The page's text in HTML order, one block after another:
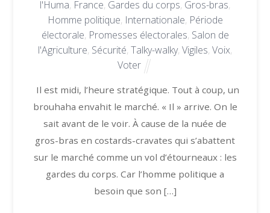
l'Huma, France, Gardes du corps, Gros-bras,
Homme politique, Internationale, Période
électorale, Promesses électorales, Salon de
l'Agriculture, Sécurité, Talky-walky, Vigiles, Voix,
Voter
Il est midi, l’heure stratégique. Tout à coup, un
brouhaha envahit le marché. « Il » arrive. On le
sait avant de le voir. À cause de la nuée de
gros-bras en costards-cravates qui s’abattent
sur le marché comme un vol d’étourneaux : les
gardes du corps. Car l’homme politique a
besoin que son […]